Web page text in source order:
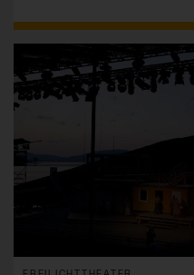
FREILICHTTHEATER